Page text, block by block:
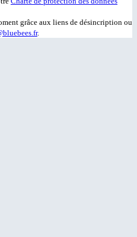
grâce aux liens de désincription ou
.